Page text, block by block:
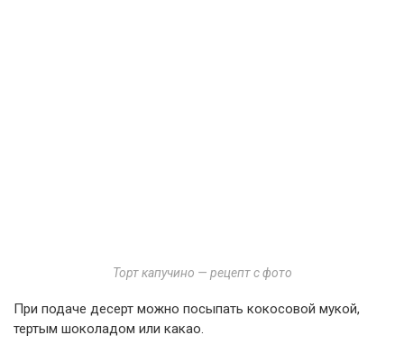
Торт капучино — рецепт с фото
При подаче десерт можно посыпать кокосовой мукой,
тертым шоколадом или какао.